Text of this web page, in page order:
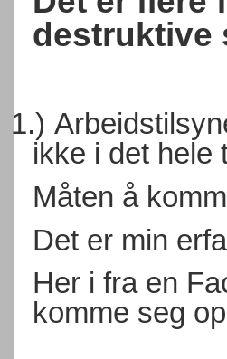
destruktive
1.)
ikke i det hele
Måten å
Det er min
Her i fra en
komme seg